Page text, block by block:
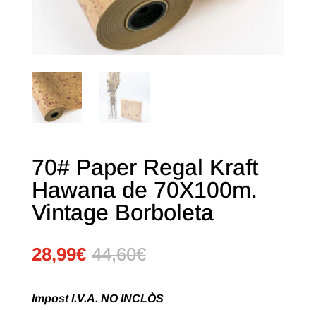
70# Paper Regal Kraft
Hawana de 70X100m.
Vintage Borboleta
28,99€ 44,60€
Impost I.V.A. NO INCLÒS